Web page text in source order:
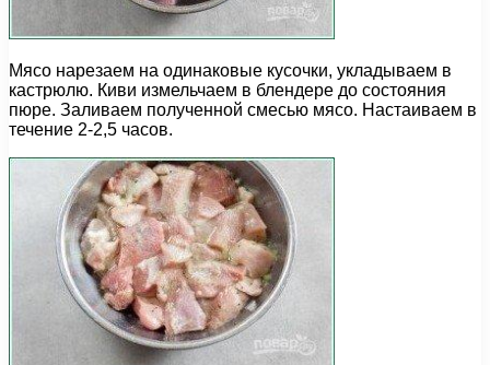
Мясо нарезаем на одинаковые кусочки, укладываем в
кастрюлю. Киви измельчаем в блендере до состояния
пюре. Заливаем полученной смесью мясо. Настаиваем в
течение 2-2,5 часов.